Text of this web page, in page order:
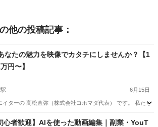
他の投稿記事：
なたの魅力を映像でカタチにしませんか？【1
円〜】
6月15日
イターの 髙松直弥（株式会社コホマダ代表） です。 私たち
宿駅 パソコン
心者歓迎】AIを使った動画編集｜副業・YouT